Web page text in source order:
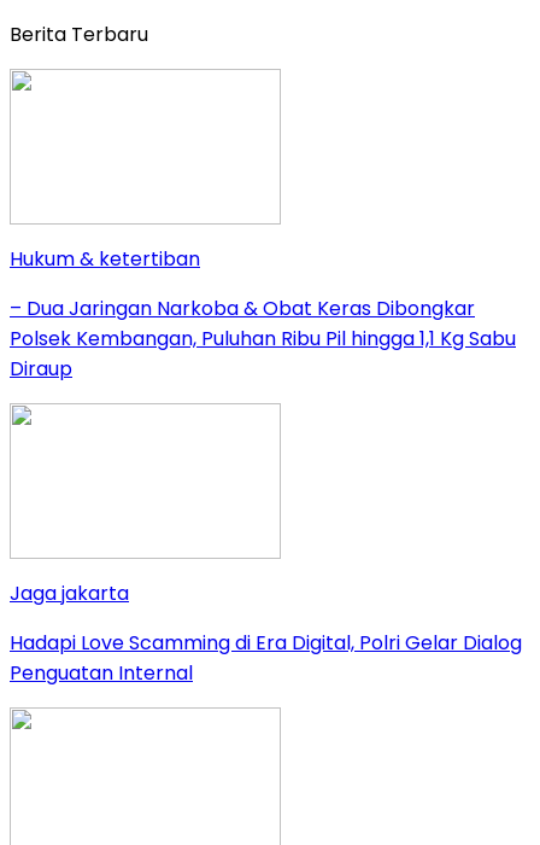
Berita Terbaru
Hukum & ketertiban
– Dua Jaringan Narkoba & Obat Keras Dibongkar
Polsek Kembangan, Puluhan Ribu Pil hingga 1,1 Kg Sabu
Diraup
Jaga jakarta
Hadapi Love Scamming di Era Digital, Polri Gelar Dialog
Penguatan Internal